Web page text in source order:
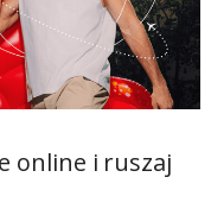
online i ruszaj